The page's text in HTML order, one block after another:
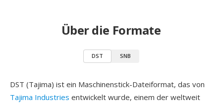
Über die Formate
DST SNB
DST (Tajima) ist ein Maschinenstick-Dateiformat, das von
Tajima Industries entwickelt wurde, einem der weltweit